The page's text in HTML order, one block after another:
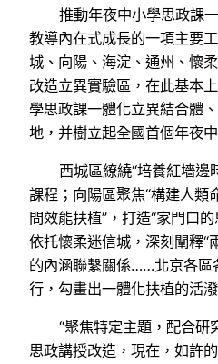
推動年夜中小學思政課
教導內在式成長的一項主要
城、向陽、海淀、通州、懷
改造立異實驗區，在此基本
學思政課一體化立異結合體
地，并樹立起全國首個年夜
西城區繚繞“培養紅墻邊
課程；向陽區聚焦“構建人類
間效能扶植”，打造“家門口
依托懷柔迷信城，深刻闡釋“
的內涵聯繫關係……北京各區
行，勾畫出一體化扶植的活
“聚焦特定主題，配合研
思政講授改造，現在，如許